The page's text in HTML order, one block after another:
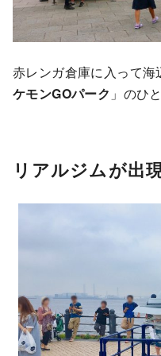
赤レンガ倉庫に入って
ケモンGOパーク 」のひ
リアルジムが出